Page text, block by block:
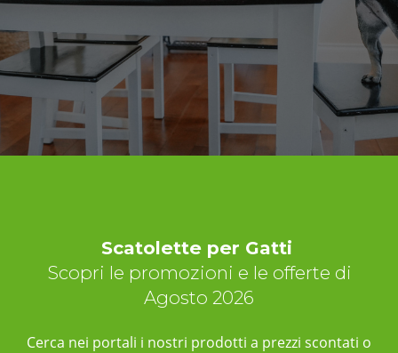
Scatolette per Gatti
Scopri le promozioni e le offerte di
Agosto 2026
Cerca nei portali i nostri prodotti a prezzi scontati o